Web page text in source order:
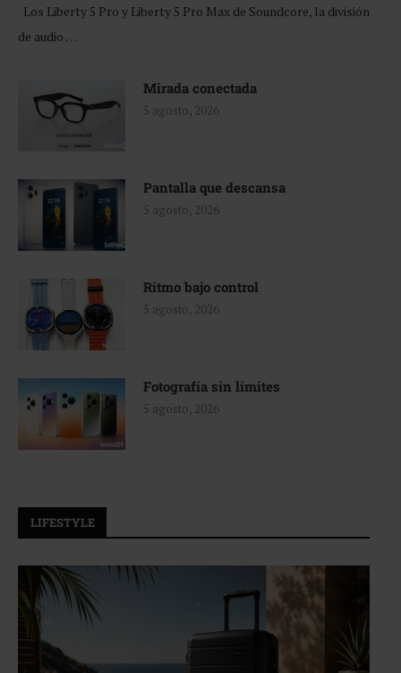
Los Liberty 5 Pro y Liberty 5 Pro Max de Soundcore, la división
de audio …
Mirada conectada
5 agosto, 2026
Pantalla que descansa
5 agosto, 2026
Ritmo bajo control
5 agosto, 2026
Fotografía sin límites
5 agosto, 2026
LIFESTYLE